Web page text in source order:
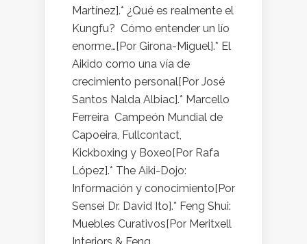
Martínez].* ¿Qué es realmente el
Kungfu? Cómo entender un lío
enorme…[Por Girona-Miguel].* El
Aikido como una vía de
crecimiento personal[Por José
Santos Nalda Albiac].* Marcello
Ferreira Campeón Mundial de
Capoeira, Fullcontact,
Kickboxing y Boxeo[Por Rafa
López].* The Aiki-Dojo:
Información y conocimiento[Por
Sensei Dr. David Ito].* Feng Shui:
Muebles Curativos[Por Meritxell